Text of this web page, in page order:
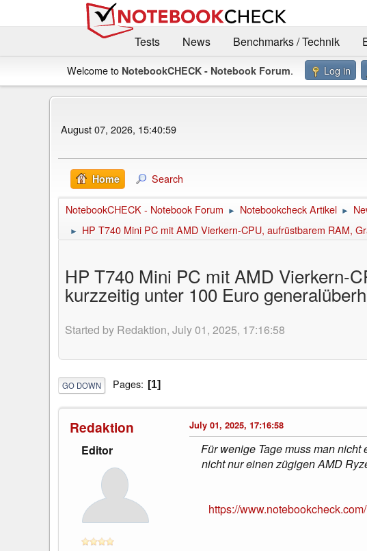
Tests
News Benchmarks / Technik
Welcome to NotebookCHECK - Notebook Forum. Log in
August 07, 2026, 15:40:59
Home Search
NotebookCHECK - Notebook Forum ► Notebookcheck Artikel ►
► HP T740 Mini PC mit AMD Vierkern-CPU, aufrüstbarem RAM,
HP T740 Mini PC mit AMD Vierkern-
kurzzeitig unter 100 Euro
Started by Redaktion, July 01, 2025, 17:16:58
GO DOWN Pages 1
Redaktion
Editor
July 01, 2025, 17:16:58
Für wenige Tage muss man
nicht nur einen zügigen AMD
https://